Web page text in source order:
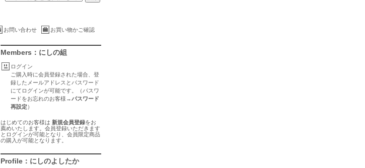
お問い合わせ お買い物かご確認
Members：にしの組
ログイン
ご購入時に会員登録された場合、登
録したメールアドレスとパスワード
にてログインが可能です。（パスワ
ードをお忘れのお客様→パスワード
再設定）
はじめてのお客様は 新規会員登録をお
薦めいたします。会員登録いただきます
とログインが可能となり、会員限定商品
の購入が可能となります。
Profile：にしのよしたか